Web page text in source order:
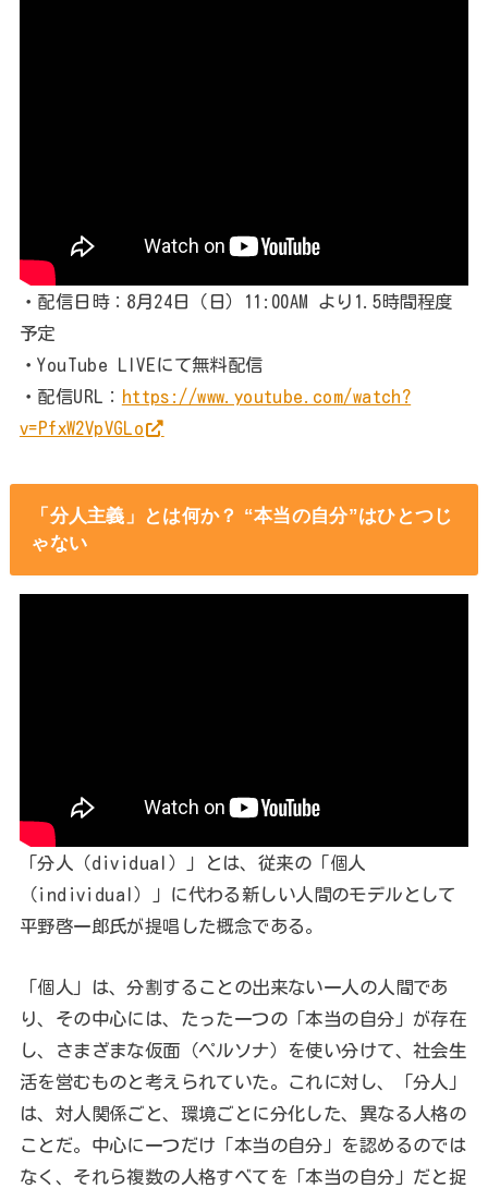
・配信日時：8月24日（日）11:00AM より1.5時間程度
予定
・YouTube LIVEにて無料配信
・配信URL： https://www.youtube.com/watch?
v=PfxW2VpVGLo
「分人主義」とは何か？ “本当の自分”はひとつじ
ゃない
「分人（dividual）」とは、従来の「個人
（individual）」に代わる新しい人間のモデルとして
平野啓一郎氏が提唱した概念である。
「個人」は、分割することの出来ない一人の人間であ
り、その中心には、たった一つの「本当の自分」が存在
し、さまざまな仮面（ペルソナ）を使い分けて、社会生
活を営むものと考えられていた。これに対し、「分人」
は、対人関係ごと、環境ごとに分化した、異なる人格の
ことだ。中心に一つだけ「本当の自分」を認めるのでは
なく、それら複数の人格すべてを「本当の自分」だと捉